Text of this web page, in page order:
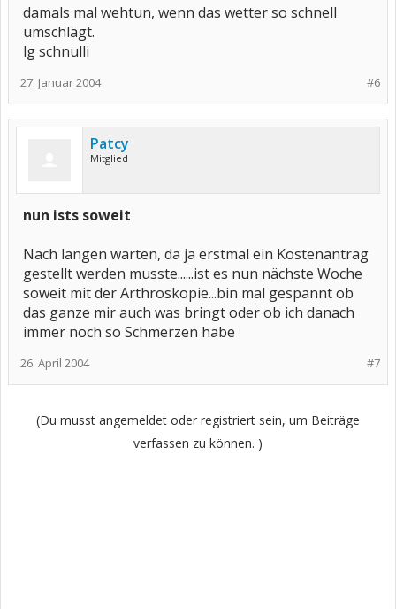
damals mal wehtun, wenn das wetter so schnell
umschlägt.
lg schnulli
#6
27. Januar 2004
Patcy
Mitglied
nun ists soweit
Nach langen warten, da ja erstmal ein Kostenantrag
gestellt werden musste......ist es nun nächste Woche
soweit mit der Arthroskopie...bin mal gespannt ob
das ganze mir auch was bringt oder ob ich danach
immer noch so Schmerzen habe
#7
26. April 2004
(Du musst angemeldet oder registriert sein, um Beiträge
verfassen zu können. )